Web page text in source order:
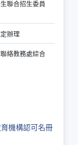
聯合招生委員
辦理
絡教務處綜合
機構認可名冊